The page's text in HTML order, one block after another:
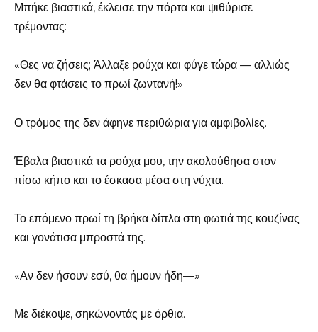
Μπήκε βιαστικά, έκλεισε την πόρτα και ψιθύρισε
τρέμοντας:
«Θες να ζήσεις; Άλλαξε ρούχα και φύγε τώρα — αλλιώς
δεν θα φτάσεις το πρωί ζωντανή!»
Ο τρόμος της δεν άφηνε περιθώρια για αμφιβολίες.
Έβαλα βιαστικά τα ρούχα μου, την ακολούθησα στον
πίσω κήπο και το έσκασα μέσα στη νύχτα.
Το επόμενο πρωί τη βρήκα δίπλα στη φωτιά της κουζίνας
και γονάτισα μπροστά της.
«Αν δεν ήσουν εσύ, θα ήμουν ήδη—»
Με διέκοψε, σηκώνοντάς με όρθια.